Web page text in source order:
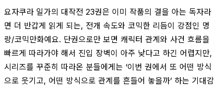
요자쿠라 일가의 대작전 23권은 이미 작품의 결을 아는 독자라
면 더 반갑게 읽게 되는, 전개 속도와 코믹한 리듬이 강점인 명
랑/코믹만화예요. 단권으로만 보면 캐릭터 관계와 사건 흐름을
빠르게 따라가야 해서 진입 장벽이 아주 낮다고 하긴 어렵지만,
시리즈를 꾸준히 따라온 분들에게는 ‘이번 권에서 또 어떤 방식
으로 웃기고, 어떤 방식으로 관계를 흔들어 놓을까’ 하는 기대감